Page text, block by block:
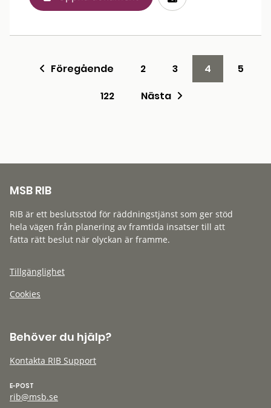
Föregående 2 3 4
5
122
Nästa
MSB RIB
RIB är ett beslutsstöd för räddningstjänst som ger stöd
hela vägen från planering av framtida insatser till att
fatta rätt beslut när olyckan är framme.
Tillgänglighet
Cookies
Behöver du hjälp?
Kontakta RIB Support
E-POST
rib@msb.se